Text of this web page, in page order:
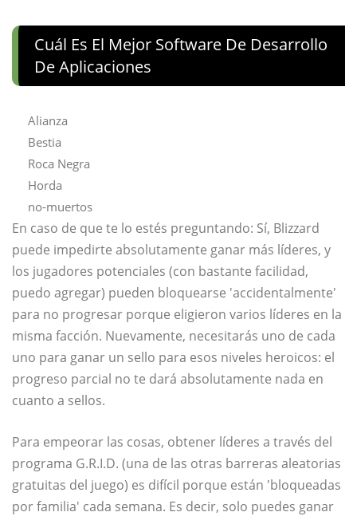
Cuál Es El Mejor Software De Desarrollo
De Aplicaciones
Alianza
Bestia
Roca Negra
Horda
no-muertos
En caso de que te lo estés preguntando: Sí, Blizzard
puede impedirte absolutamente ganar más líderes, y
los jugadores potenciales (con bastante facilidad,
puedo agregar) pueden bloquearse 'accidentalmente'
para no progresar porque eligieron varios líderes en la
misma facción. Nuevamente, necesitarás uno de cada
uno para ganar un sello para esos niveles heroicos: el
progreso parcial no te dará absolutamente nada en
cuanto a sellos.
Para empeorar las cosas, obtener líderes a través del
programa G.R.I.D. (una de las otras barreras aleatorias
gratuitas del juego) es difícil porque están 'bloqueadas
por familia' cada semana. Es decir, solo puedes ganar